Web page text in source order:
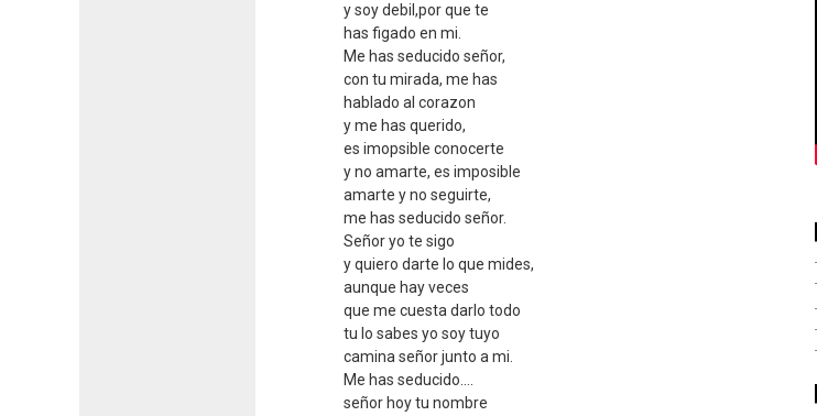
y soy debil,por que te
has figado en mi.
Me has seducido señor,
con tu mirada, me has
hablado al corazon
y me has querido,
es imopsible conocerte
y no amarte, es imposible
amarte y no seguirte,
me has seducido señor.
Señor yo te sigo
y quiero darte lo que mides,
aunque hay veces
que me cuesta darlo todo
tu lo sabes yo soy tuyo
camina señor junto a mi.
Me has seducido....
señor hoy tu nombre